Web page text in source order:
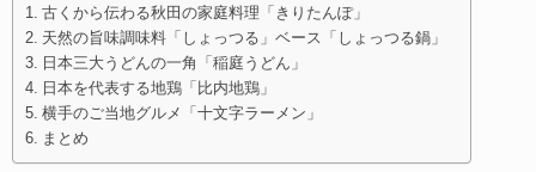
古くから伝わる秋田の家庭料理「きりたんぽ」
天然の旨味調味料「しょっつる」ベース「しょっつる鍋」
日本三大うどんの一角「稲庭うどん」
日本を代表する地鶏「比内地鶏」
横手のご当地グルメ「十文字ラーメン」
まとめ